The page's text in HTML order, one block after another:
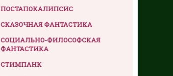
ПОСТАПОКАЛИПСИС
СКАЗОЧНАЯ ФАНТАСТИКА
СОЦИАЛЬНО-ФИЛОСОФСКАЯ
ФАНТАСТИКА
СТИМПАНК